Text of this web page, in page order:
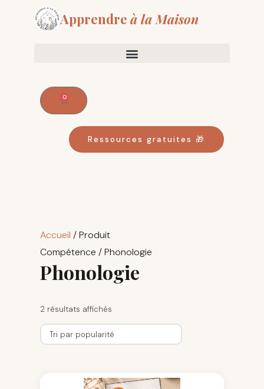
Apprendre à la Maison
0
Panier
Ressources gratuites 🎁
Accueil / Produit
Compétence / Phonologie
Phonologie
2 résultats affichés